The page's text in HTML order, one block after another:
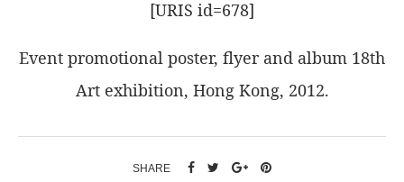
[URIS id=678]
Event promotional poster, flyer and album 18th
Art exhibition, Hong Kong, 2012.
SHARE